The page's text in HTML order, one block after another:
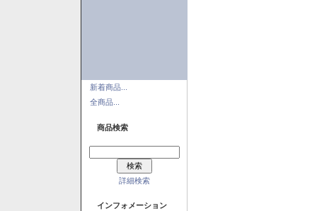
新着商品...
全商品...
商品検索
詳細検索
インフォメーション